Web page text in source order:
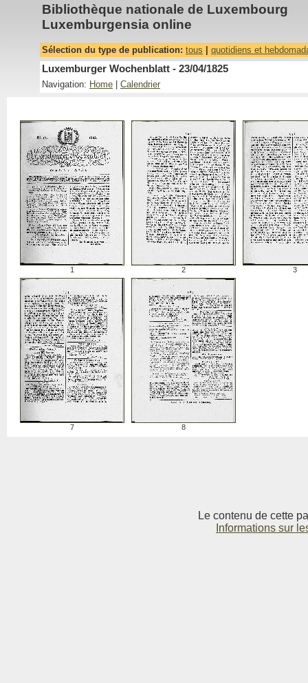
Bibliothèque nationale de Luxembourg
Luxemburgensia online
Sélection du type de publication: tous quotidiens et
Luxemburger Wochenblatt - 23/04/1825
Navigation: Home Calendrier
1 2 3
7 8
Le contenu de cette
Informations sur